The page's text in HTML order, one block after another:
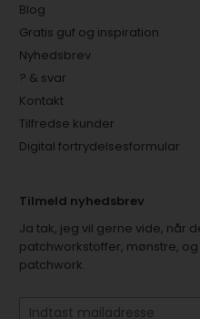
Blog
Gratis guf og inspiration
Nyhedsbrev
? & svar
Kontakt
Tilfredse kunder
Digital fortrydelsesformular
Tilmeld nyhedsbrev
Ja tak, jeg vil gerne vide, når
patchworkstoffer, mønstre, og
patchwork.